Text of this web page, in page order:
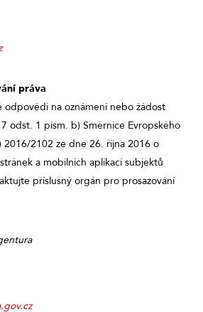
práva
na oznámení nebo žádost
odst. 1 písm. b) Směrnice Evropského
2016/2102 ze dne 26. října 2016 o
a mobilních aplikací subjektů
příslušný orgán pro prosazování